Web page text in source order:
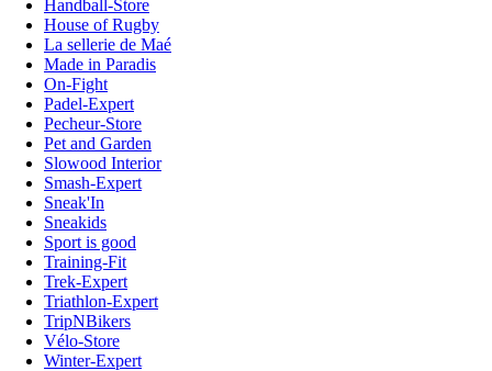
Handball-Store
House of Rugby
La sellerie de Maé
Made in Paradis
On-Fight
Padel-Expert
Pecheur-Store
Pet and Garden
Slowood Interior
Smash-Expert
Sneak'In
Sneakids
Sport is good
Training-Fit
Trek-Expert
Triathlon-Expert
TripNBikers
Vélo-Store
Winter-Expert